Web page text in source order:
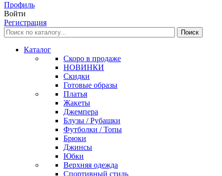
Профиль
Войти
Регистрация
Каталог
Скоро в продаже
НОВИНКИ
Скидки
Готовые образы
Платья
Жакеты
Джемпера
Блузы / Рубашки
Футболки / Топы
Брюки
Джинсы
Юбки
Верхняя одежда
Спортивный стиль